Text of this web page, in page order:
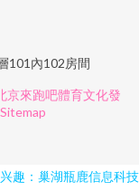
101內102房間
京來跑吧體育文化發
Sitemap
趣：巢湖瓶鹿信息科技